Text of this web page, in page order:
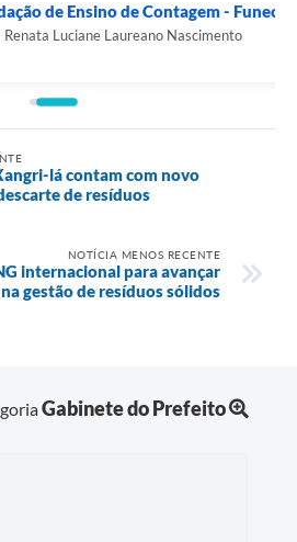
de Contagem - Funec
Laureano Nascimento
lá contam com novo
de resíduos
NOTÍCIA MENOS RECENTE
internacional para avançar
na gestão de resíduos sólidos
Gabinete do Prefeito